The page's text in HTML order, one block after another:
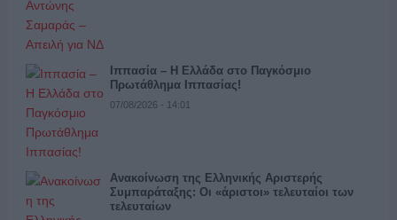
Ιππασία – Η Ελλάδα στο Παγκόσμιο
Πρωτάθλημα Ιππασίας!
07/08/2026 - 14:01
Ανακοίνωση της Ελληνικής Αριστερής
Συμπαράταξης: Οι «άριστοι» τελευταίοι των
τελευταίων